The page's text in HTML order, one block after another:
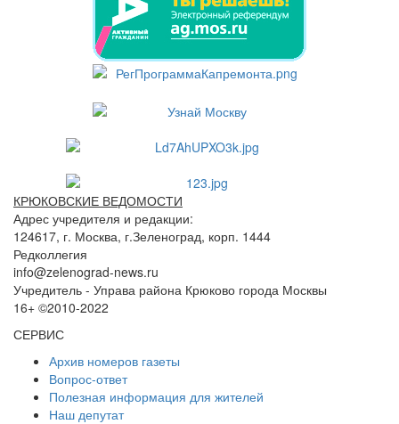
КРЮКОВСКИЕ ВЕДОМОСТИ
Адрес учредителя и редакции:
124617, г. Москва, г.Зеленоград, корп. 1444
Редколлегия
info@zelenograd-news.ru
Учредитель - Управа района Крюково города Москвы
16+ ©2010-2022
СЕРВИС
Архив номеров газеты
Вопрос-ответ
Полезная информация для жителей
Наш депутат